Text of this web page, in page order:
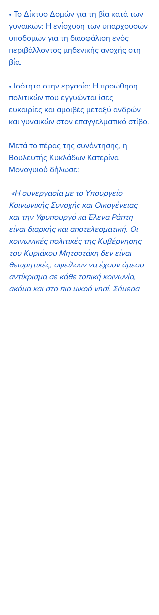
• Το Δίκτυο Δομών για τη βία κατά των
γυναικών: Η ενίσχυση των υπαρχουσών
υποδομών για τη διασφάλιση ενός
περιβάλλοντος μηδενικής ανοχής στη
βία.
• Ισότητα στην εργασία: Η προώθηση
πολιτικών που εγγυώνται ίσες
ευκαιρίες και αμοιβές μεταξύ ανδρών
και γυναικών στον επαγγελματικό στίβο.
Μετά το πέρας της συνάντησης, η
Βουλευτής Κυκλάδων Κατερίνα
Μονογυιού δήλωσε:
«Η συνεργασία με το Υπουργείο
Κοινωνικής Συνοχής και Οικογένειας
και την Υφυπουργό κα Έλενα Ράπτη
είναι διαρκής και αποτελεσματική. Οι
κοινωνικές πολιτικές της Κυβέρνησης
του Κυριάκου Μητσοτάκη δεν είναι
θεωρητικές, οφείλουν να έχουν άμεσο
αντίκρισμα σε κάθε τοπική κοινωνία,
ακόμα και στο πιο μικρό νησί. Σήμερα